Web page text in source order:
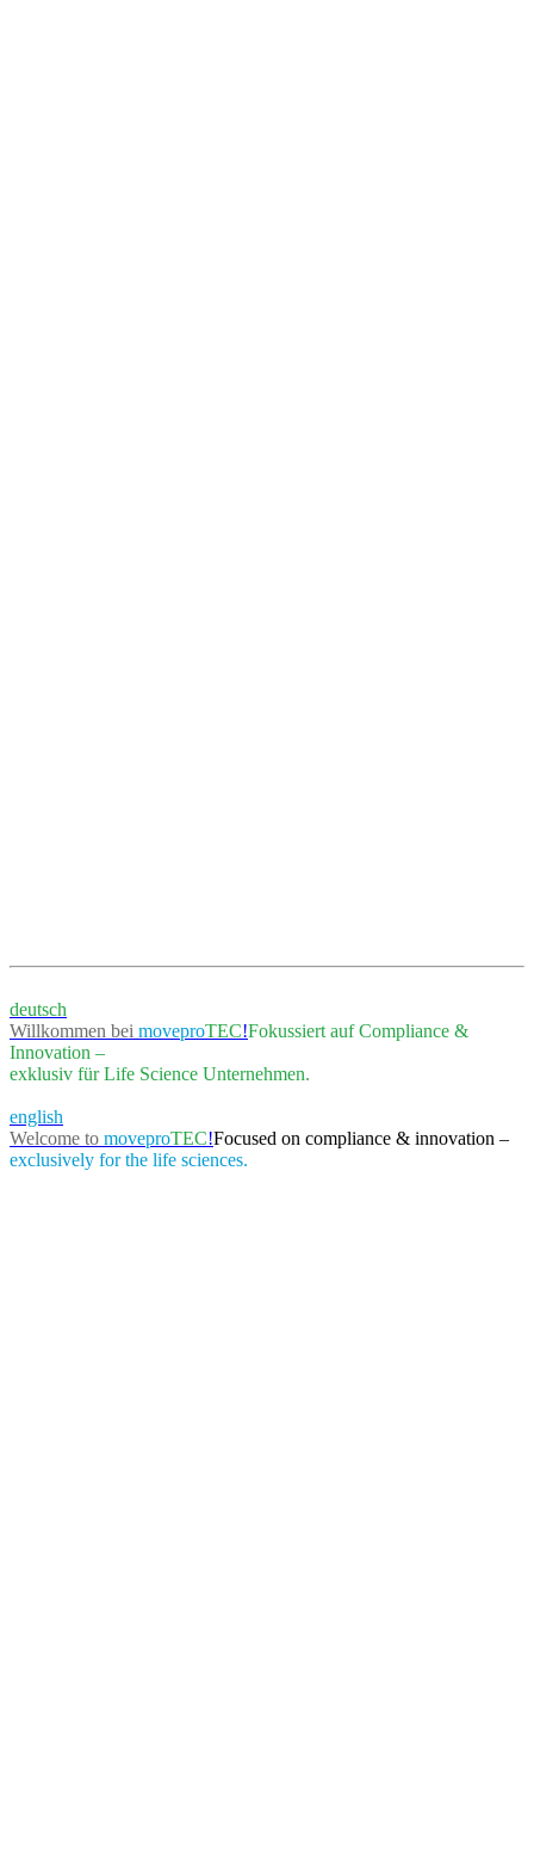
deutsch
Willkommen bei moveproTEC!Fokussiert auf Compliance &
Innovation –
exklusiv für Life Science Unternehmen.
english
Welcome to moveproTEC!Focused on compliance & innovation –
exclusively for the life sciences.